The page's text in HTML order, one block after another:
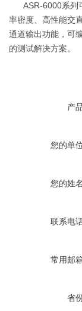
ASR-6000系列可
率密度、高性能交
通道输出功能，可
的测试解决方案。
产
您的单
您的姓
联系电
常用邮
省